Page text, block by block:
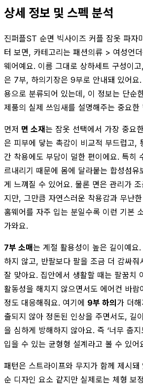
상세 정보 및 스펙 분석
진퍼플ST 순면 빅사이즈 커플 잠옷 파자
터 보면, 카테고리는 패션의류 > 여성언
웨어예요. 이름 그대로 상하세트 구성이
은 7부, 하의기장은 9부로 안내돼 있어요
용으로 분류되어 있는데, 이 정보는 단순
제품의 실제 쓰임새를 설명해주는 중요한
먼저 면 소재는 잠옷 선택에서 가장 중요
은 피부에 닿는 촉감이 비교적 부드럽고,
간 착용에도 부담이 덜한 편이에요. 특히
르내리기 때문에 몸에 달라붙는 합성섬
게 느껴질 수 있어요. 물론 면은 관리가
지만, 그만큼 자연스러운 착용감과 무난
홈웨어를 자주 입는 분일수록 이런 기본
가와요.
7부 소매는 계절 활용성이 높은 길이예요
하지 않고, 반팔보다 팔을 조금 더 감싸줘
잘 맞아요. 집안에서 생활할 때는 팔꿈치
활동성을 해치지 않으면서도 에어컨 바람
정도 대응해줘요. 여기에 9부 하의가 더
출되지 않아 정돈된 인상을 주면서도, 길
을 심하게 방해하지 않아요. 즉 ‘너무 춥
입을 수 있는 균형형 설계라고 볼 수 있어
패턴은 스트라이프와 무지가 함께 제시
순 디자인 요소 같지만 실제로는 체형 보